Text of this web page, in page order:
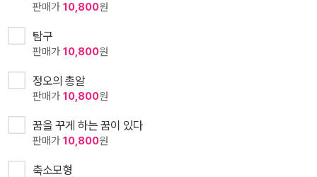
판매가 10,800원
탐구
판매가 10,800원
정오의 총알
판매가 10,800원
꿈을 꾸게 하는 꿈이 있다
판매가 10,800원
축소모형